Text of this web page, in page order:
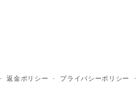
返金ポリシー プライバシーポリシー